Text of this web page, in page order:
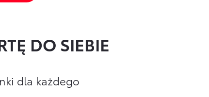
DO SIEBIE
dla każdego